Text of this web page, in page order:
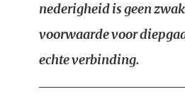
nederigheid is geen
voorwaarde voor
echte verbinding.